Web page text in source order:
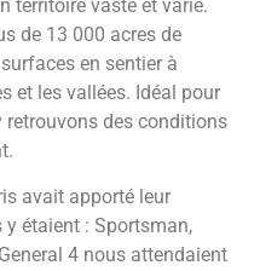
territoire vaste et varié.
de 13 000 acres de
en sentier à
et les vallées. Idéal pour
retrouvons des conditions
avait apporté leur
étaient : Sportsman,
4 nous attendaient